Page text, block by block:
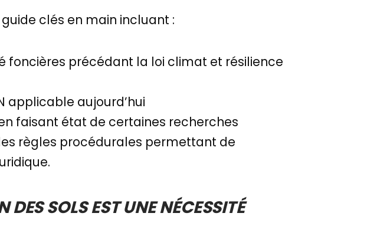
clés en main incluant :
foncières précédant la loi climat et résilience
applicable aujourd’hui
faisant état de certaines recherches
règles procédurales permettant de
SOLS EST UNE NÉCESSITÉ